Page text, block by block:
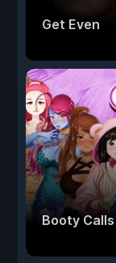
Get Even
Booty Calls